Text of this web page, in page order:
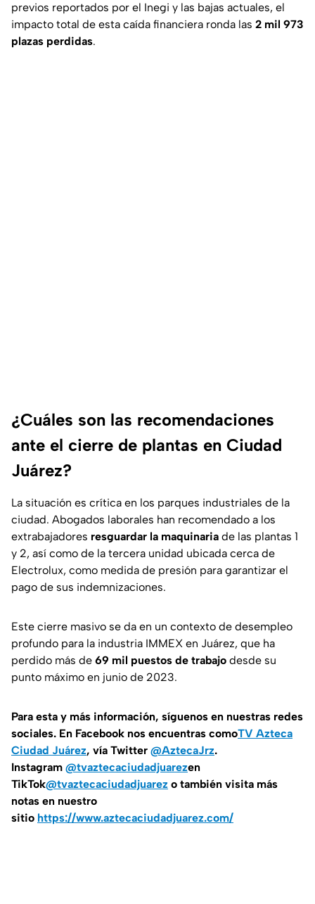
previos reportados por el Inegi y las bajas actuales, el
impacto total de esta caída financiera ronda las 2 mil 973
plazas perdidas.
¿Cuáles son las recomendaciones
ante el cierre de plantas en Ciudad
Juárez?
La situación es crítica en los parques industriales de la
ciudad. Abogados laborales han recomendado a los
extrabajadores resguardar la maquinaria de las plantas 1
y 2, así como de la tercera unidad ubicada cerca de
Electrolux, como medida de presión para garantizar el
pago de sus indemnizaciones.
Este cierre masivo se da en un contexto de desempleo
profundo para la industria IMMEX en Juárez, que ha
perdido más de 69 mil puestos de trabajo desde su
punto máximo en junio de 2023.
Para esta y más información, síguenos en nuestras redes
sociales. En Facebook nos encuentras comoTV Azteca
Ciudad Juárez, vía Twitter @AztecaJrz.
Instagram @tvaztecaciudadjuarezen
TikTok@tvaztecaciudadjuarez o también visita más
notas en nuestro
sitio https://www.aztecaciudadjuarez.com/